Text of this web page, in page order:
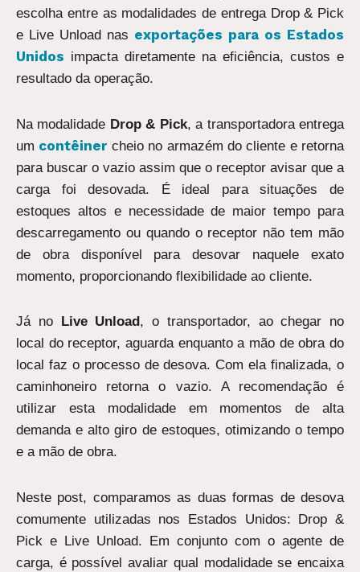
escolha entre as modalidades de entrega Drop & Pick
e Live Unload nas exportações para os Estados
Unidos impacta diretamente na eficiência, custos e
resultado da operação.
Na modalidade Drop & Pick, a transportadora entrega
um contêiner cheio no armazém do cliente e retorna
para buscar o vazio assim que o receptor avisar que a
carga foi desovada. É ideal para situações de
estoques altos e necessidade de maior tempo para
descarregamento ou quando o receptor não tem mão
de obra disponível para desovar naquele exato
momento, proporcionando flexibilidade ao cliente.
Já no Live Unload , o transportador, ao chegar no
local do receptor, aguarda enquanto a mão de obra do
local faz o processo de desova. Com ela finalizada, o
caminhoneiro retorna o vazio. A recomendação é
utilizar esta modalidade em momentos de alta
demanda e alto giro de estoques, otimizando o tempo
e a mão de obra.
Neste post, comparamos as duas formas de desova
comumente utilizadas nos Estados Unidos: Drop &
Pick e Live Unload. Em conjunto com o agente de
carga, é possível avaliar qual modalidade se encaixa